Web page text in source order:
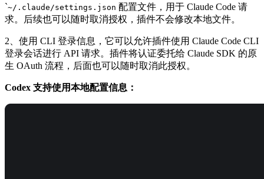
`~/.claude/settings.json 配置文件，用于 Claude Code 请
求。后续也可以随时取消授权，插件不会修改本地文件。
2、使用 CLI 登录信息，它可以允许插件使用 Claude Code CLI
登录会话进行 API 请求。插件将认证委托给 Claude SDK 的原
生 OAuth 流程，后面也可以随时取消此授权。
Codex 支持使用本地配置信息：